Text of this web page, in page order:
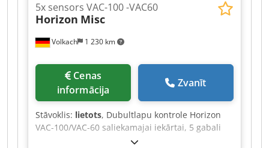
Volkach 1 230 km
5x sensors VAC-100 -VAC60
Horizon Misc
informācija
Zvanīt
Stāvoklis: lietots, Dubultlapu kontrole Horizon
VAC-100/VAC-60 saliekamajai iekārtai, 5 gabali
Uzlabojiet savas Horizon VAC-100 vai VAC-60